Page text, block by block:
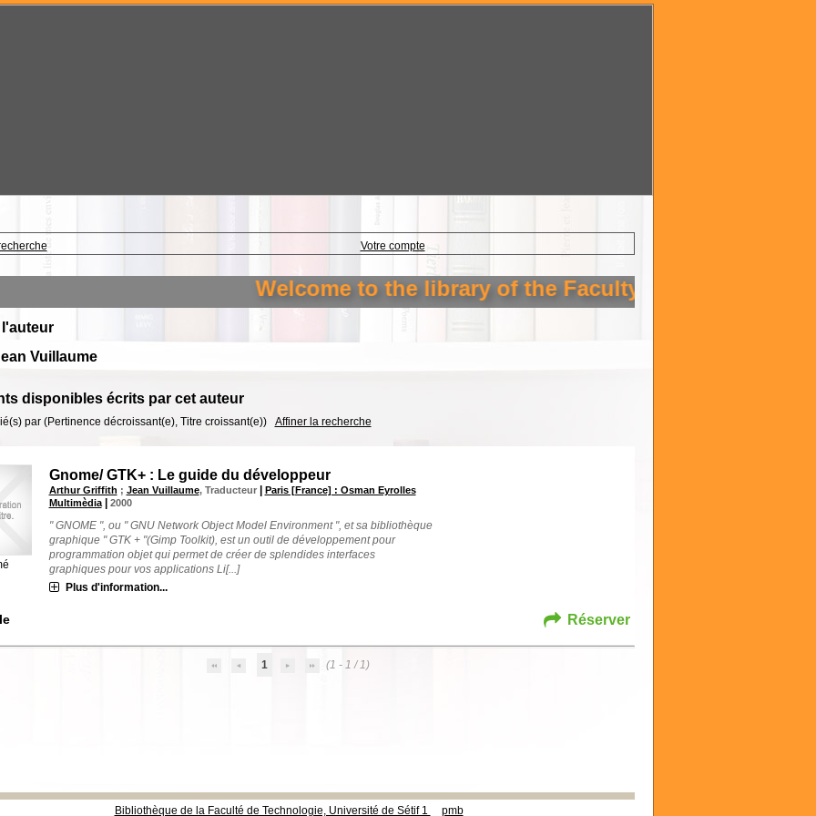
Votre compte
Welcome to the library of the Faculty of Technology
l'auteur
Vuillaume
disponibles écrits par cet auteur
par (Pertinence décroissant(e), Titre croissant(e)) Affiner la recherche
Gnome/ GTK+ : Le guide du développeur
Arthur Griffith ; Jean Vuillaume, Traducteur
Paris [France] : Osman Eyrolles
Multimèdia| 2000
" GNOME ", ou " GNU Network Object Model Environment ", et sa bibliothèque
graphique " GTK + "(Gimp Toolkit), est un outil de développement pour
programmation objet qui permet de créer de splendides interfaces
graphiques pour vos applications Li[...]
Plus d'information...
Réserver
1 (1 - 1 / 1)
Bibliothèque de la Faculté de Technologie, Université de Sétif 1 pmb